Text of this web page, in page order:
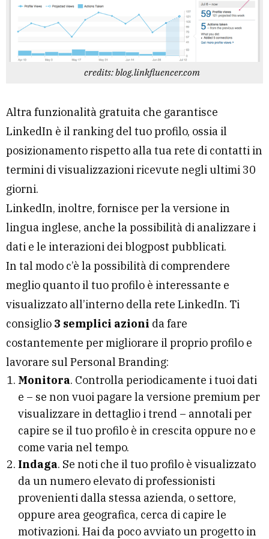
credits: blog.linkfluencer.com
Altra funzionalità gratuita che garantisce
LinkedIn è il ranking del tuo profilo, ossia il
posizionamento rispetto alla tua rete di contatti in
termini di visualizzazioni ricevute negli ultimi 30
giorni.
LinkedIn, inoltre, fornisce per la versione in
lingua inglese, anche la possibilità di analizzare i
dati e le interazioni dei blogpost pubblicati.
In tal modo c’è la possibilità di comprendere
meglio quanto il tuo profilo è interessante e
visualizzato all’interno della rete LinkedIn. Ti
consiglio 3 semplici azioni da fare
costantemente per migliorare il proprio profilo e
lavorare sul Personal Branding:
Monitora. Controlla periodicamente i tuoi dati
e – se non vuoi pagare la versione premium per
visualizzare in dettaglio i trend – annotali per
capire se il tuo profilo è in crescita oppure no e
come varia nel tempo.
Indaga. Se noti che il tuo profilo è visualizzato
da un numero elevato di professionisti
provenienti dalla stessa azienda, o settore,
oppure area geografica, cerca di capire le
motivazioni. Hai da poco avviato un progetto in